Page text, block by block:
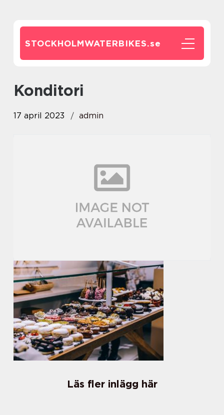
STOCKHOLMWATERBIKES.se
Konditori
17 april 2023 admin
Läs fler inlägg här